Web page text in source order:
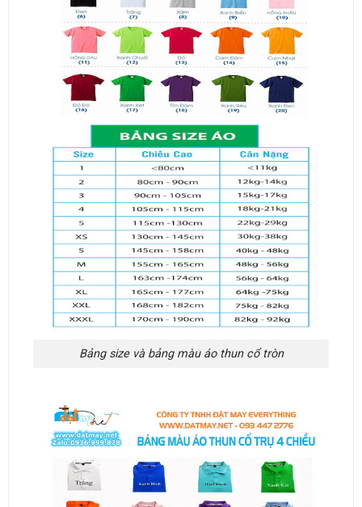
Bảng size và bảng màu áo thun cổ tròn